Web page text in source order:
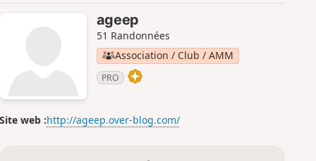
r
ageep
51 Randonnées
Association / Club / AMM
PRO
Site web :http://ageep.over-blog.com/